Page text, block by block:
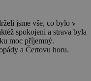
jsme vše, co bylo v
spokojeni a strava byla
moc příjemný.
a Čertovu horu.